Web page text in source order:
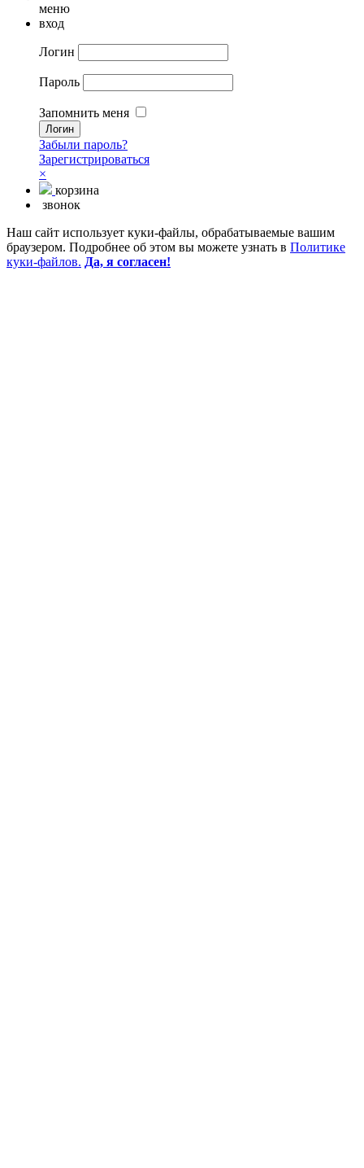
меню
вход
Логин
Пароль
Запомнить меня
Забыли пароль?
Зарегистрироваться
×
корзина
звонок
Наш сайт использует куки-файлы, обрабатываемые вашим
браузером. Подробнее об этом вы можете узнать в Политике
куки-файлов. Да, я согласен!